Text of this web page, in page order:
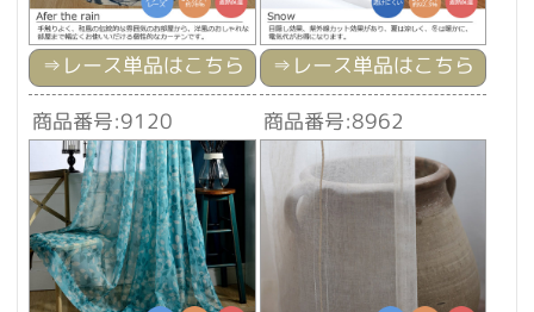
⇒ レース単品はこちら ⇒ レース単品はこちら
商品番号:9120 商品番号:8962